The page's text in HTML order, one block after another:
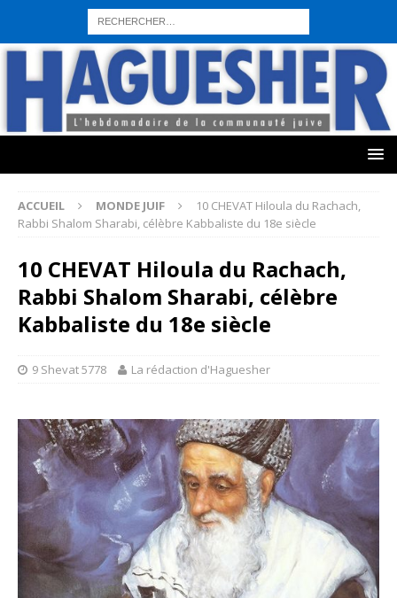
sohbet hattı numarası seks hattı numara istanbul escort bayanlar
sohbet hattı numaralar seks hattı numaralar"
numaraları sohbet hattı sex hattı telefonda seks numara sıcak sex
sohbet hattı canlı sohbet hatları sohbet numaraları
ucuz
sex sohbet hattı numaraları
yeni casino siteleri
ACCUEIL MONDE JUIF
10 CHEVAT Hiloula du Rachach,
Rabbi Shalom Sharabi, célèbre Kabbaliste du 18e siècle
10 CHEVAT Hiloula du Rachach,
Rabbi Shalom Sharabi, célèbre
Kabbaliste du 18e siècle
9 Shevat 5778 La rédaction d'Haguesher